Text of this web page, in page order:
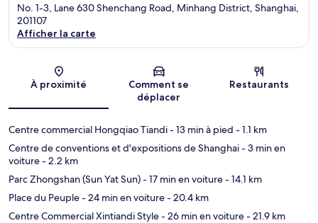
No. 1-3, Lane 630 Shenchang Road, Minhang District, Shanghai,
201107
Afficher la carte
À proximité
Comment se
déplacer
Restaurants
Centre commercial Hongqiao Tiandi- 13 min à pied - 1.1 km
Centre de conventions et d'expositions de Shanghai- 3 min en
voiture- 2.2 km
Parc Zhongshan (Sun Yat Sun)- 17 min en voiture- 14.1 km
Place du Peuple- 24 min en voiture- 20.4 km
Centre Commercial Xintiandi Style- 26 min en voiture- 21.9 km